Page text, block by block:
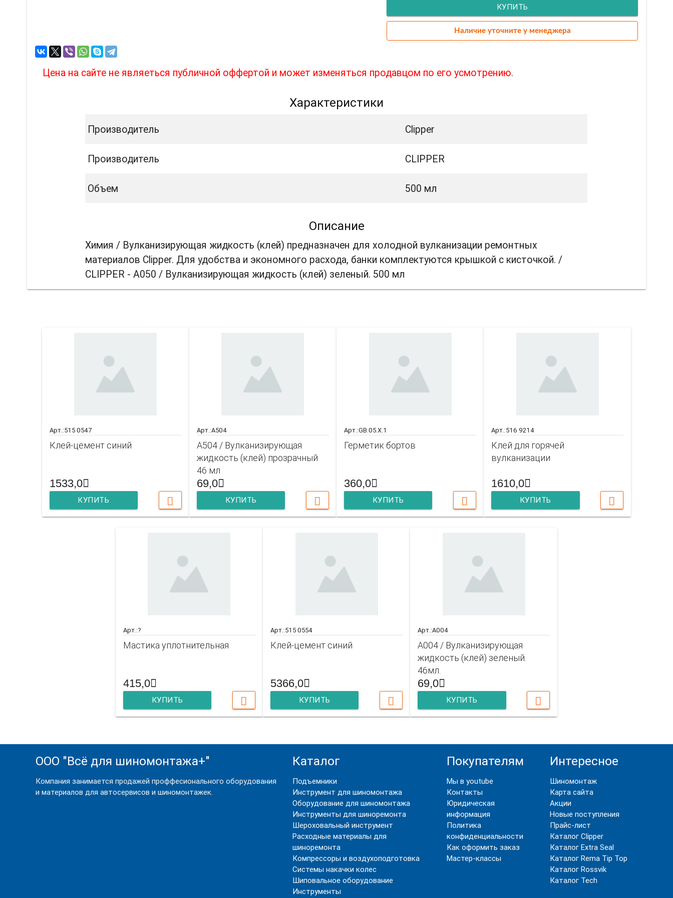
КУПИТЬ
Наличие уточните у менеджера
Цена на сайте не являеться публичной оффертой и может изменяться продавцом по его усмотрению.
Характеристики
Производитель Clipper
Производитель CLIPPER
Объем 500 мл
Описание
Химия / Вулканизирующая жидкость (клей) предназначен для холодной вулканизации ремонтных
материалов Clipper. Для удобства и экономного расхода, банки комплектуются крышкой с кисточкой. /
CLIPPER - A050 / Вулканизирующая жидкость (клей) зеленый. 500 мл
Арт.:515 0547
Клей-цемент синий
1533,0
КУПИТЬ
Арт.:A504
A504 / Вулканизирующая
жидкость (клей) прозрачный
46 мл
69,0
КУПИТЬ
Арт.:GB.05.X.1
Герметик бортов
360,0
КУПИТЬ
Арт.:516 9214
Клей для горячей
вулканизации
1610,0
КУПИТЬ
Арт.:?
Мастика уплотнительная
415,0
КУПИТЬ
Арт.:515 0554
Клей-цемент синий
5366,0
КУПИТЬ
Арт.:A004
A004 / Вулканизирующая
жидкость (клей) зеленый.
46мл.
69,0
КУПИТЬ
ООО "Всё для шиномонтажа+"
Компания занимается продажей проффесионального оборудования
и материалов для автосервисов и шиномонтажек.
Каталог
Подъемники
Инструмент для шиномонтажа
Оборудование для шиномонтажа
Инструменты для шиноремонта
Шероховальный инструмент
Расходные материалы для
шиноремонта
Компрессоры и воздухоподготовка
Системы накачки колес
Шиповальное оборудование
Инструменты
Покупателям
Мы в youtube
Контакты
Юридическая
информация
Политика
конфиденциальности
Как оформить заказ
Мастер-классы
Интересное
Шиномонтаж
Карта сайта
Акции
Новые поступления
Прайс-лист
Каталог Clipper
Каталог Extra Seal
Каталог Rema Tip Top
Каталог Rossvik
Каталог Tech